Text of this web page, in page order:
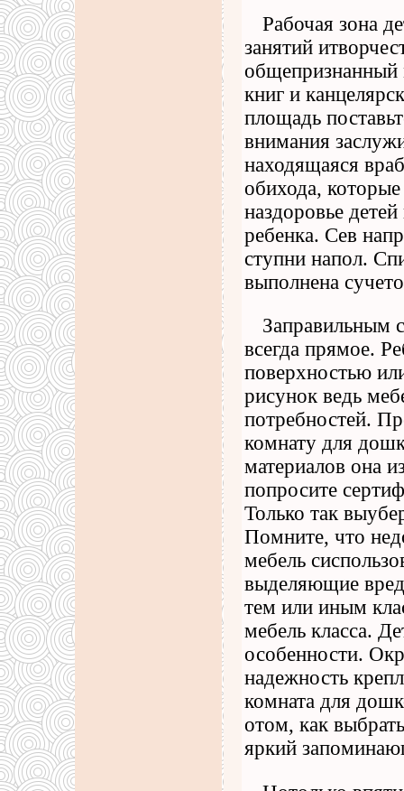
Рабочая зона
занятий
книг и
площадь
внимания
находящаяся
обихода,
наздоровье
ребенка. Сев
ступни напол.
выполнена
Заправильным
всегда прямое.
поверхностью
рисунок ведь
потребностей.
комнату для
материалов она
попросите
Только так
Помните, что
мебель
выделяющие
тем или иным
мебель класса.
особенности.
надежность
комната для
отом, как
яркий